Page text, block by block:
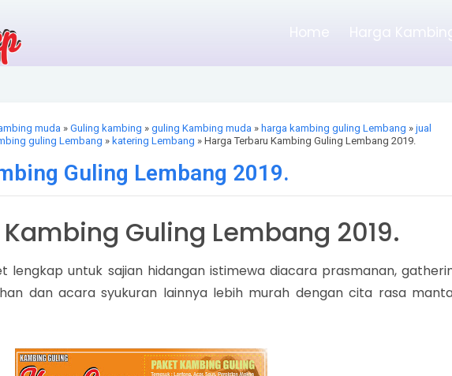
Home Harga
muda » Guling kambing » guling Kambing muda » harga kambing guling Lembang » jual
guling Lembang » katering Lembang » Harga Terbaru Kambing Guling Lembang 2019.
Guling Lembang 2019.
Guling Lembang 2019.
lengkap untuk sajian hidangan istimewa diacara prasmanan,
dan acara syukuran lainnya lebih murah dengan cita rasa